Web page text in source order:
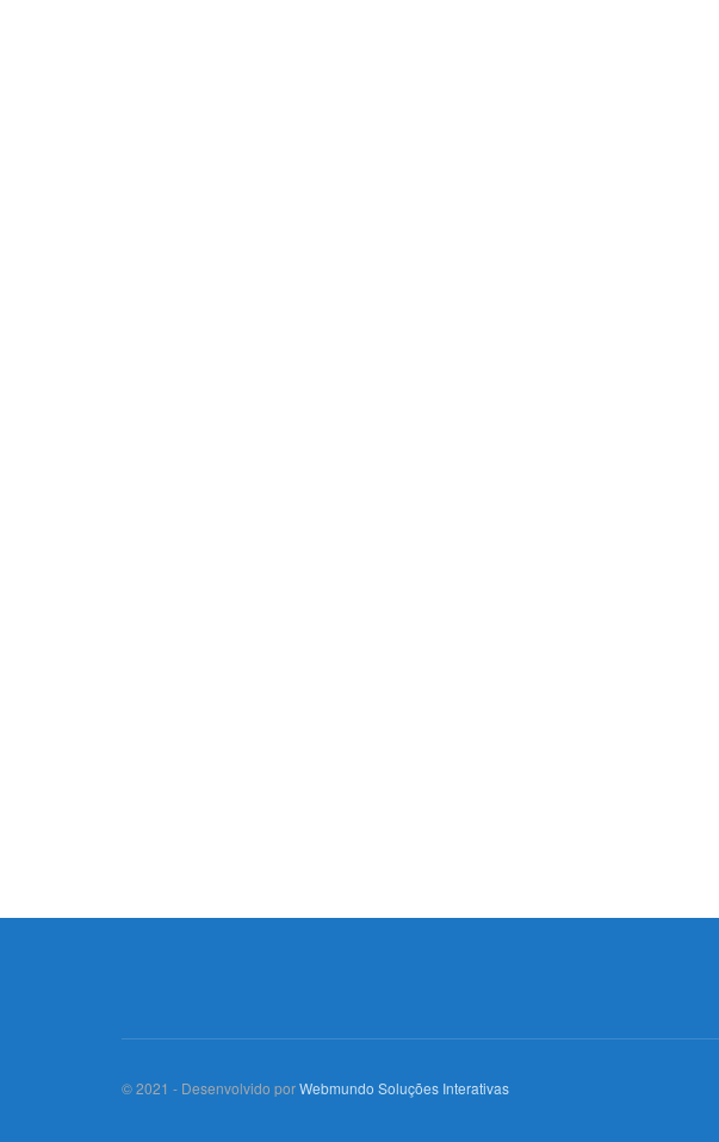
© 2021 - Desenvolvido porWebmundo Soluções Interativas